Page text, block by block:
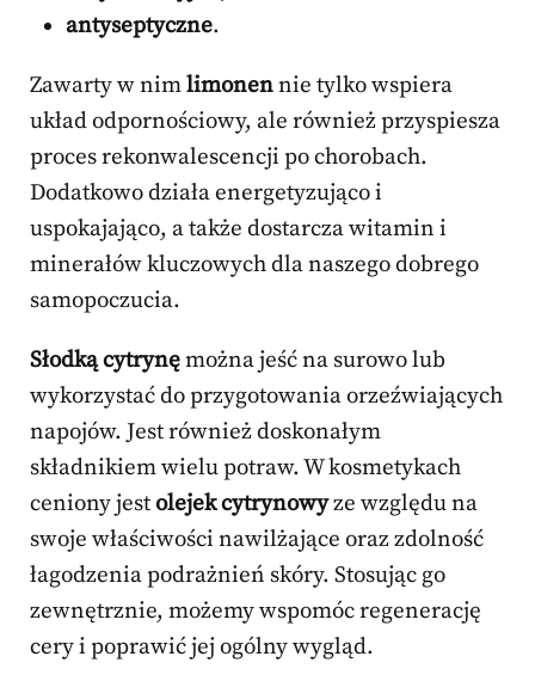
antyseptyczne.
Zawarty w nimlimonennie tylko wspiera
układ odpornościowy, ale również przyspiesza
proces rekonwalescencji po chorobach.
Dodatkowo działa energetyzująco i
uspokajająco, a także dostarcza witamin i
minerałów kluczowych dla naszego dobrego
samopoczucia.
Słodką cytrynęmożna jeść na surowo lub
wykorzystać do przygotowania orzeźwiających
napojów. Jest również doskonałym
składnikiem wielu potraw. W kosmetykach
ceniony jestolejek cytrynowyze względu na
swoje właściwości nawilżające oraz zdolność
łagodzenia podrażnień skóry. Stosując go
zewnętrznie, możemy wspomóc regenerację
cery i poprawić jej ogólny wygląd.